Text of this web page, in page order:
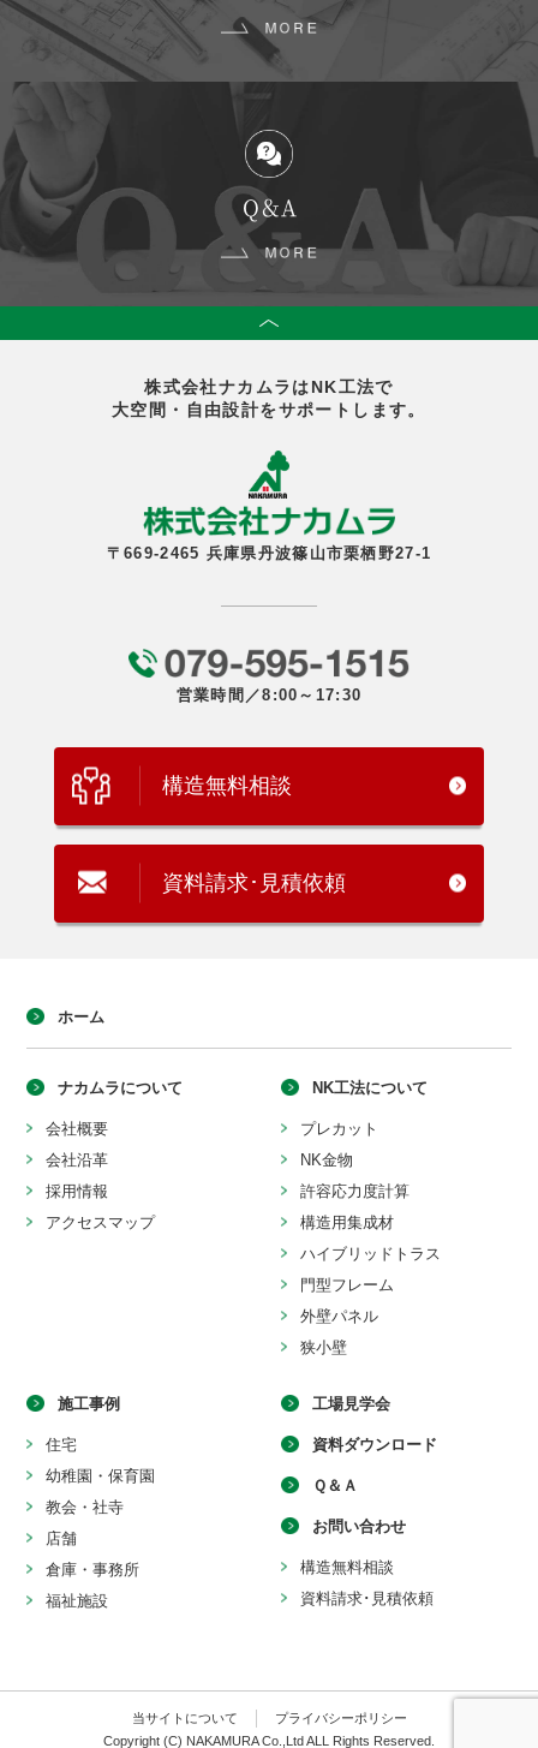
Q＆A
株式会社ナカムラはNK工法で
大空間・自由設計をサポートします。
〒669-2465 兵庫県丹波篠山市栗栖野27-1
営業時間／8:00～17:30
構造無料相談
資料請求･見積依頼
ホーム
ナカムラについて
会社概要
会社沿革
採用情報
アクセスマップ
NK工法について
プレカット
NK金物
許容応力度計算
構造用集成材
ハイブリッドトラス
門型フレーム
外壁パネル
狭小壁
施工事例
住宅
幼稚園・保育園
教会・社寺
店舗
倉庫・事務所
福祉施設
工場見学会
資料ダウンロード
Ｑ＆Ａ
お問い合わせ
構造無料相談
資料請求･見積依頼
当サイトについて
プライバシーポリシー
Copyright (C) NAKAMURA Co.,Ltd ALL Rights Reserved.